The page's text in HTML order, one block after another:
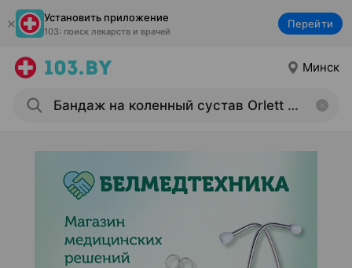
Установить приложение
103: поиск лекарств и врачей
Перейти
Минск